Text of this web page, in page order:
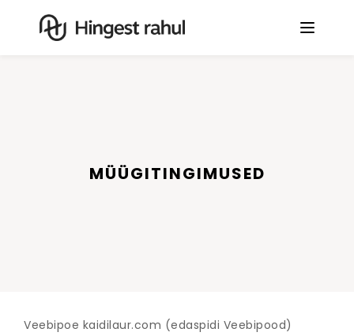
MÜÜGITINGIMUSED
Veebipoe kaidilaur.com (edaspidi Veebipood)